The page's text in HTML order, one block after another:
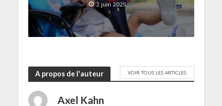
2 juin 2025
A propos de l'auteur VOIR TOUS LES ARTICLES
Axel Kahn